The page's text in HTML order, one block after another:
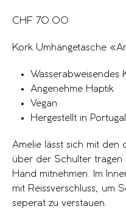
CHF 70.00
Kork Umhängetasche
Wasserabweisendes
Angenehme Haptik
Vegan
Hergestellt in Portugal
Amelie lässt sich mit den
über der Schulter
Hand mitnehmen. Im
mit Reissverschluss, um
seperat zu verstauen.